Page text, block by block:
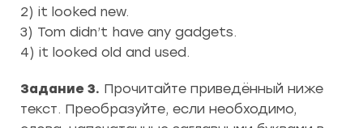
2) it looked new.
3) Tom didn’t have any gadgets.
4) it looked old and used.
Задание 3. Прочитайте приведённый ниже
текст. Преобразуйте, если необходимо,